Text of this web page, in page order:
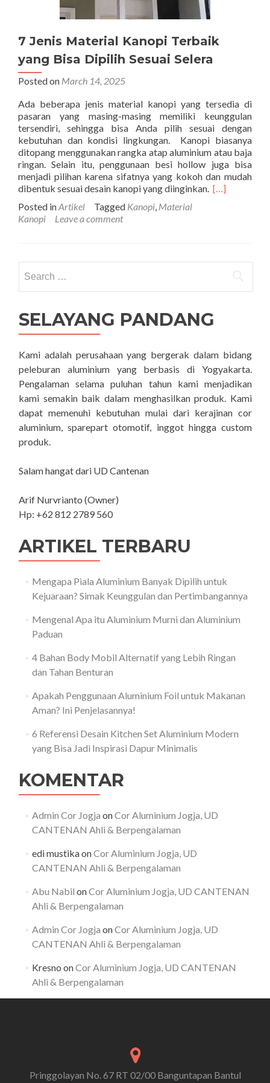
7 Jenis Material Kanopi Terbaik
yang Bisa Dipilih Sesuai Selera
Posted on March 14, 2025
Ada beberapa jenis material kanopi yang tersedia di
pasaran yang masing-masing memiliki keunggulan
tersendiri, sehingga bisa Anda pilih sesuai dengan
kebutuhan dan kondisi lingkungan. Kanopi biasanya
ditopang menggunakan rangka atap aluminium atau baja
ringan. Selain itu, penggunaan besi hollow juga bisa
menjadi pilihan karena sifatnya yang kokoh dan mudah
dibentuk sesuai desain kanopi yang diinginkan. Read
Kanopi
Sesuai
[…]
Posted inArtikel Tagged Kanopi, Material
Kanopi
Leave a comment
for:
SELAYANG PANDANG
Kami adalah perusahaan yang bergerak dalam bidang
peleburan aluminium yang berbasis di Yogyakarta.
Pengalaman selama puluhan tahun kami menjadikan
kami semakin baik dalam menghasilkan produk. Kami
dapat memenuhi kebutuhan mulai dari kerajinan cor
aluminium, sparepart otomotif, inggot hingga custom
produk.
Salam hangat dari UD Cantenan
Arif Nurvrianto (Owner)
Hp: +62 812 2789 560
ARTIKEL TERBARU
Mengapa Piala Aluminium Banyak Dipilih untuk
Kejuaraan? Simak Keunggulan dan Pertimbangannya
Mengenal Apa itu Aluminium Murni dan Aluminium
Paduan
4 Bahan Body Mobil Alternatif yang Lebih Ringan
dan Tahan Benturan
Apakah Penggunaan Aluminium Foil untuk Makanan
Aman? Ini Penjelasannya!
6 Referensi Desain Kitchen Set Aluminium Modern
yang Bisa Jadi Inspirasi Dapur Minimalis
KOMENTAR
Admin Cor Jogja onCor Aluminium Jogja, UD
CANTENAN Ahli & Berpengalaman
edi mustikaonCor Aluminium Jogja, UD
CANTENAN Ahli & Berpengalaman
Abu Nabil onCor Aluminium Jogja, UD CANTENAN
Ahli & Berpengalaman
Admin Cor Jogja onCor Aluminium Jogja, UD
CANTENAN Ahli & Berpengalaman
Kresno onCor Aluminium Jogja, UD CANTENAN
Ahli & Berpengalaman
Pringgolayan No. 67 RT 02/00 Banguntapan Bantul